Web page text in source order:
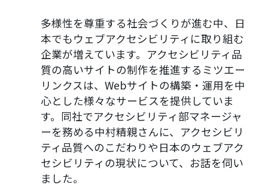
多様性を尊重する社会づくりが進む中、日
本でもウェブアクセシビリティに取り組む
企業が増えています。アクセシビリティ品
質の高いサイトの制作を推進するミツエー
リンクスは、Webサイトの構築・運用を中
心とした様々なサービスを提供していま
す。同社でアクセシビリティ部マネージャ
ーを務める中村精親さんに、アクセシビリ
ティ品質へのこだわりや日本のウェブアク
セシビリティの現状について、お話を伺い
ました。